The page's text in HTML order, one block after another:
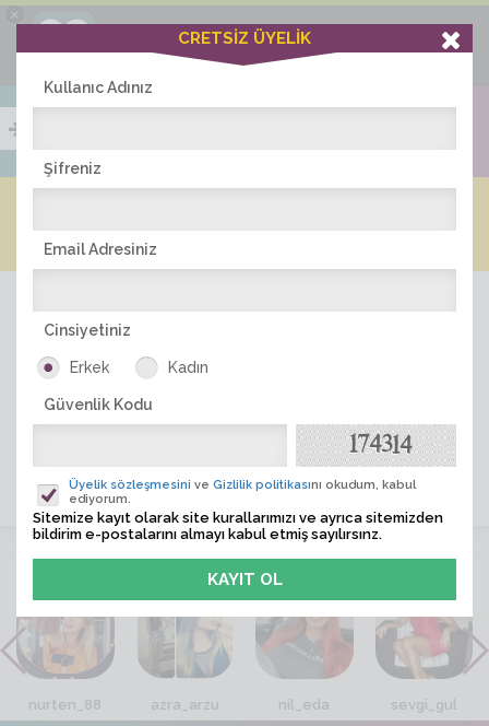
×
Ciddiask Uygulaması
+1 Hafta Gold Üyelik Kazan
Bedava - com.ciddi.ask
İNDİR
ÜYE ARA
VİTRİN
nurten_88 azra_arzu nil_eda sevgi_gul
CRETSİZ ÜYELİK
Kullanıc Adınız
Şifreniz
Email Adresiniz
Cinsiyetiniz
Erkek Kadın
Güvenlik Kodu
Üyelik sözleşmesini ve Gizlilik politikasını okudum, kabul
ediyorum.
Sitemize kayıt olarak site kurallarımızı ve ayrıca sitemizden
bildirim e-postalarını almayı kabul etmiş sayılırsınz.